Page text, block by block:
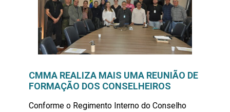
CMMA REALIZA MAIS UMA REUNIÃO DE
FORMAÇÃO DOS CONSELHEIROS
Conforme o Regimento Interno do Conselho